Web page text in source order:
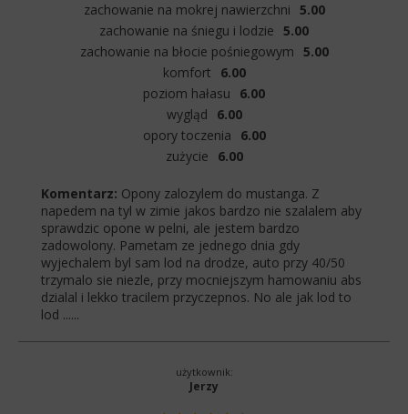
zachowanie na mokrej nawierzchni 5.00
zachowanie na śniegu i lodzie 5.00
zachowanie na błocie pośniegowym 5.00
komfort
6.00
poziom hałasu
6.00
wygląd
6.00
opory toczenia
6.00
zużycie
6.00
Komentarz: Opony zalozylem do mustanga. Z
napedem na tyl w zimie jakos bardzo nie szalalem aby
sprawdzic opone w pelni, ale jestem bardzo
zadowolony. Pametam ze jednego dnia gdy
wyjechalem byl sam lod na drodze, auto przy 40/50
trzymalo sie niezle, przy mocniejszym hamowaniu abs
dzialal i lekko tracilem przyczepnos. No ale jak lod to
lod ......
użytkownik:
Jerzy